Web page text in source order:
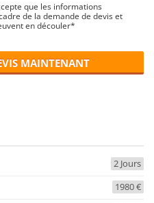
que les informations
de la demande de devis et
en découler*
MAINTENANT
2 Jours
1980 €